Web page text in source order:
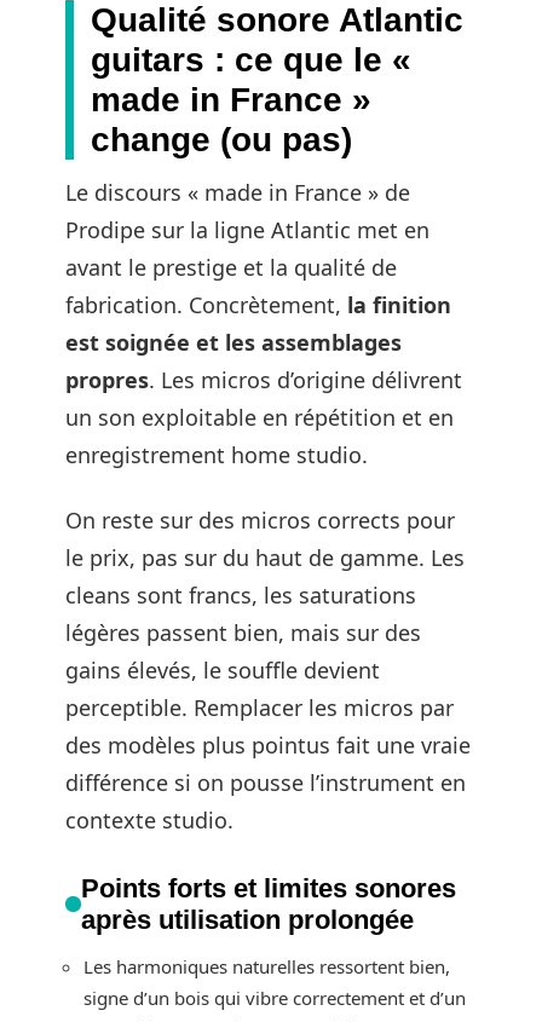
Qualité sonore Atlantic
guitars : ce que le «
made in France »
change (ou pas)
Le discours « made in France » de
Prodipe sur la ligne Atlantic met en
avant le prestige et la qualité de
fabrication. Concrètement, la finition
est soignée et les assemblages
propres. Les micros d’origine délivrent
un son exploitable en répétition et en
enregistrement home studio.
On reste sur des micros corrects pour
le prix, pas sur du haut de gamme. Les
cleans sont francs, les saturations
légères passent bien, mais sur des
gains élevés, le souffle devient
perceptible. Remplacer les micros par
des modèles plus pointus fait une vraie
différence si on pousse l’instrument en
contexte studio.
Points forts et limites sonores
après utilisation prolongée
Les harmoniques naturelles ressortent bien,
signe d’un bois qui vibre correctement et d’un